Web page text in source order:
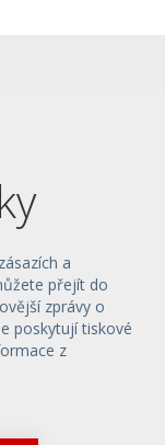
a
přejít do
zprávy o
poskytují tiskové
z